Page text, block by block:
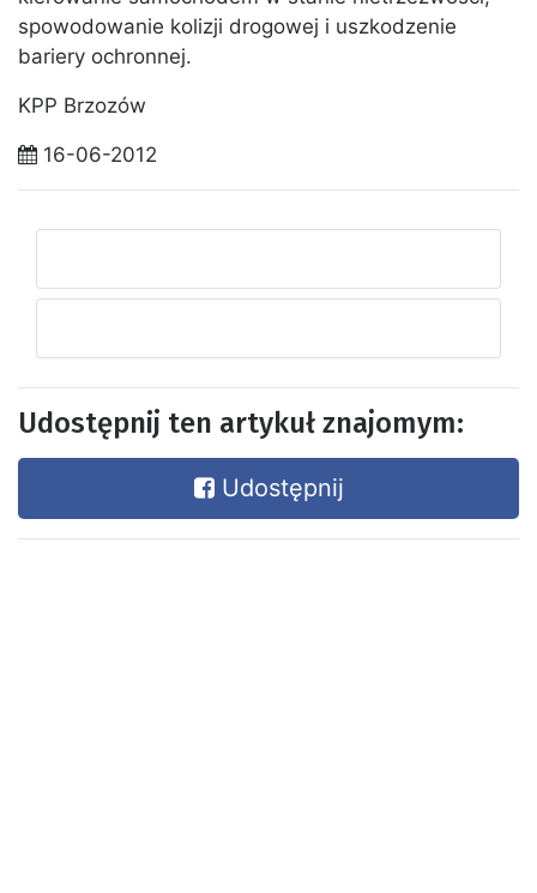
spowodowanie kolizji drogowej i uszkodzenie
bariery ochronnej.
KPP Brzozów
16-06-2012
Udostępnij ten artykuł znajomym:
Udostępnij